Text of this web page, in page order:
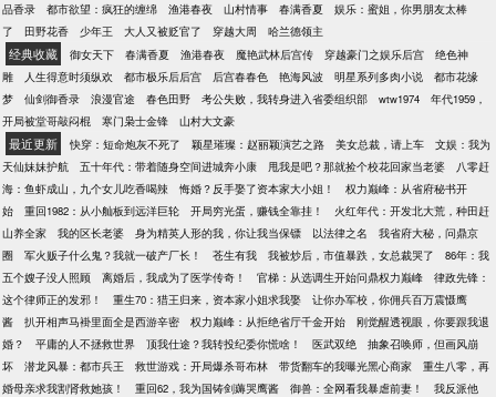
品香录
都市欲望：疯狂的缠绵 渔港春夜 山村情事 春满香夏
娱乐：蜜姐，你男朋友太棒
了
田野花香 少年王 大人又被贬官了 穿越大周 哈兰德领主
经典收藏 御女天下 春满香夏 渔港春夜 魔艳武林后宫传 穿越豪门之娱乐后宫
绝色神
雕
人生得意时须纵欢 都市极乐后后宫 后宫春春色 艳海风波 明星系列多肉小说
都市花缘
梦
仙剑御香录 浪漫官途 春色田野 考公失败，我转身进入省委组织部 wtw1974
年代1959，
开局被堂哥敲闷棍
寒门枭士金锋 山村大文豪
最近更新 快穿：短命炮灰不死了 颖星璀璨：赵丽颖演艺之路 美女总裁，请上车
文娱：我为
天仙妹妹护航
五十年代：带着随身空间进城奔小康 甩我是吧？那就捡个校花回家当老婆
八零赶
海：鱼虾成山，九个女儿吃香喝辣
悔婚？反手娶了资本家大小姐！
权力巅峰：从省府秘书开
始
重回1982：从小舢板到远洋巨轮 开局穷光蛋，赚钱全靠挂！
火红年代：开发北大荒，种田赶
山养全家
我的区长老婆 身为精英人形的我，你让我当保镖 以法律之名
我省府大秘，问鼎京
圈
军火贩子什么鬼？我就一破产厂长！ 苍生有我 我被炒后，市值暴跌，女总裁哭了
86年：我
五个嫂子没人照顾
离婚后，我成为了医学传奇！ 官梯：从选调生开始问鼎权力巅峰
律政先锋：
这个律师正的发邪！
重生70：猎王归来，资本家小姐求我娶
让你办军校，你佣兵百万震慑鹰
酱
扒开相声马褂里面全是西游辛密 权力巅峰：从拒绝省厅千金开始
刚觉醒透视眼，你要跟我退
婚？
平庸的人不拯救世界 顶我仕途？我转投纪委你慌啥！ 医武双绝
抽象召唤师，但画风崩
坏
潜龙风暴：都市兵王 救世游戏：开局爆杀哥布林 带货翻车的我曝光黑心商家
重生八零，再
婚母亲求我割肾救她孩！
重回62，我为国铸剑薅哭鹰酱 御兽：全网看我暴虐前妻！
我反派他